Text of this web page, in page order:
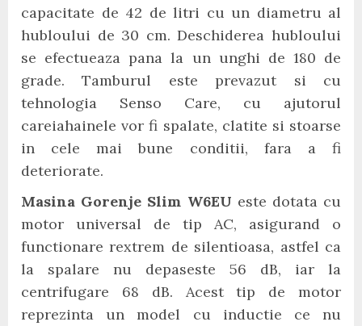
capacitate de 42 de litri cu un diametru al
hubloului de 30 cm. Deschiderea hubloului
se efectueaza pana la un unghi de 180 de
grade. Tamburul este prevazut si cu
tehnologia Senso Care, cu ajutorul
careiahainele vor fi spalate, clatite si stoarse
in cele mai bune conditii, fara a fi
deteriorate.
Masina Gorenje Slim W6EU este dotata cu
motor universal de tip AC, asigurand o
functionare rextrem de silentioasa, astfel ca
la spalare nu depaseste 56 dB, iar la
centrifugare 68 dB. Acest tip de motor
reprezinta un model cu inductie ce nu